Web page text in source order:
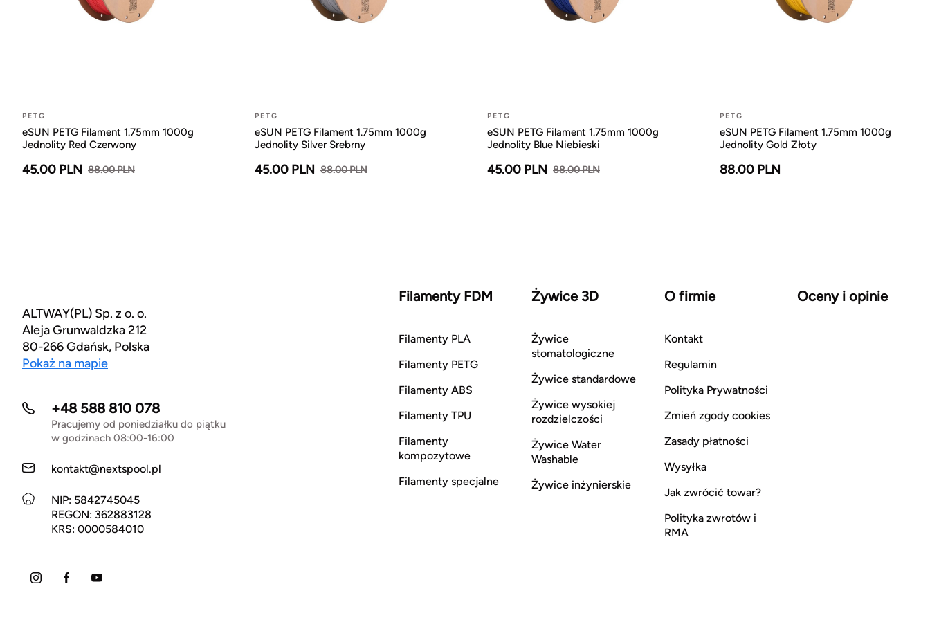
PETG
eSUN PETG Filament 1.75mm 1000g
Jednolity Red Czerwony
45.00 PLN 88.00 PLN
PETG
eSUN PETG Filament 1.75mm 1000g
Jednolity Silver Srebrny
45.00 PLN 88.00 PLN
PETG
eSUN PETG Filament 1.75mm 1000g
Jednolity Blue Niebieski
45.00 PLN 88.00 PLN
PETG
eSUN PETG Filament 1.75mm 1000g
Jednolity Gold Złoty
88.00 PLN
ALTWAY(PL) Sp. z o. o.
Aleja Grunwaldzka 212
80-266 Gdańsk, Polska
Pokaż na mapie
+48 588 810 078
Pracujemy od poniedziałku do piątku
w godzinach 08:00-16:00
kontakt@nextspool.pl
NIP: 5842745045
REGON: 362883128
KRS: 0000584010
Filamenty FDM
Filamenty PLA
Filamenty PETG
Filamenty ABS
Filamenty TPU
Filamenty
kompozytowe
Filamenty specjalne
Żywice 3D
Żywice
stomatologiczne
Żywice standardowe
Żywice wysokiej
rozdzielczości
Żywice Water
Washable
Żywice inżynierskie
O firmie
Kontakt
Regulamin
Polityka Prywatności
Zmień zgody cookies
Zasady płatności
Wysyłka
Jak zwrócić towar?
Polityka zwrotów i
RMA
Oceny i opinie